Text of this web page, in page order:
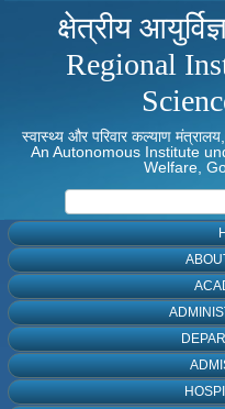
क्षेत्रीय
Regional
स्वास्थ्य और परिवार कल्याण
An Autonomous Institute
Welfare,